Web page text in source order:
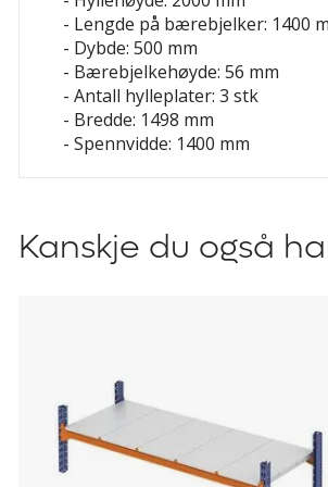
- Lengde på bærebjelker: 1400
- Dybde: 500 mm
- Bærebjelkehøyde: 56 mm
- Antall hylleplater: 3 stk
- Bredde: 1498 mm
- Spennvidde: 1400 mm
Kanskje du også
lagerhyller
Aleyna